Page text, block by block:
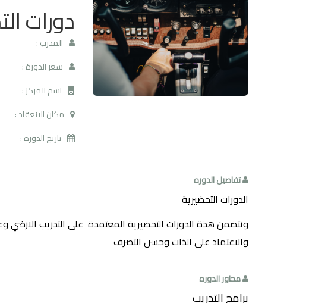
دورات
المدرب :
سعر الدورة :
اسم المركز :
مكان الانعقاد :
تاريخ الدوره :
تفاصيل الدوره
الدورات التحضيرية
وتتضمن هذة الدورات التحضيرية المعتمدة على التدريب الارضي
والاعتماد على الذات وحسن التصرف
محاور الدوره
برامج التدريب